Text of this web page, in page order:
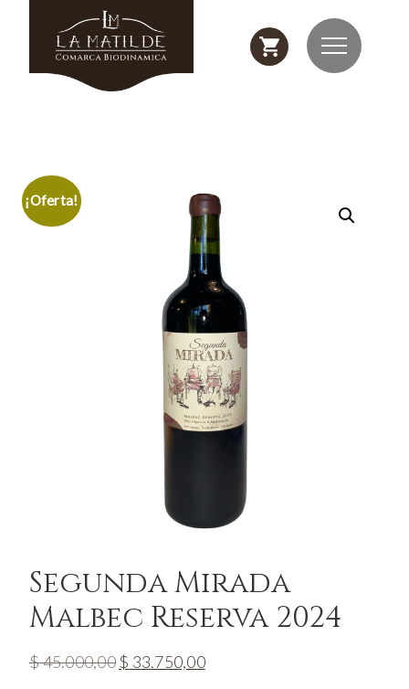
¡Oferta!
Segunda Mirada
Malbec Reserva 2024
$45.000,00 El
$ 33.750,00El